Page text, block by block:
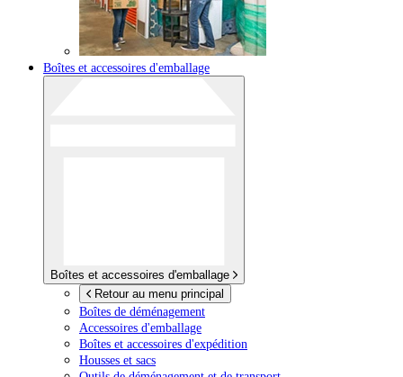
Boîtes et accessoires d'emballage
Boîtes et accessoires d'emballage
Retour au menu principal
Boîtes de déménagement
Accessoires d'emballage
Boîtes et accessoires d'expédition
Housses et sacs